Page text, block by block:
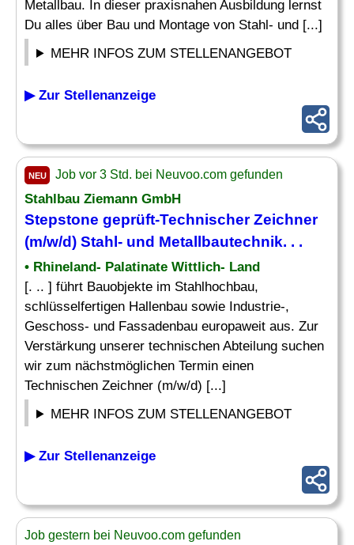
Metallbau. In dieser praxisnahen Ausbildung lernst
Du alles über Bau und Montage von Stahl- und [...]
MEHR INFOS ZUM STELLENANGEBOT
▶ Zur Stellenanzeige
NEU Job vor 3 Std. bei Neuvoo.com gefunden
Stahlbau Ziemann GmbH
Stepstone geprüft-Technischer Zeichner
(m/w/d) Stahl - und Metallbautechnik. . .
• Rhineland- Palatinate Wittlich- Land
[. .. ] führt Bauobjekte im Stahlhochbau,
schlüsselfertigen Hallenbau sowie Industrie-,
Geschoss- und Fassadenbau europaweit aus. Zur
Verstärkung unserer technischen Abteilung suchen
wir zum nächstmöglichen Termin einen
Technischen Zeichner (m/w/d) [...]
MEHR INFOS ZUM STELLENANGEBOT
▶ Zur Stellenanzeige
Job gestern bei Neuvoo.com gefunden